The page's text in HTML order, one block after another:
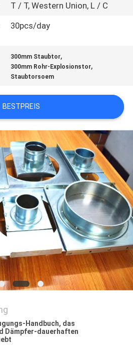
T / T, Western Union, L / C
30pcs/day
300mm Staubtor,
300mm Rohr-Explosionstor,
Staubtorsoem
BESTPREIS
Handbuch, das
Dämpfer-dauerhaften